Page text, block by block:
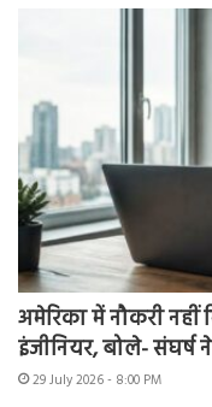
अमेरिका में नौकरी नहीं
इंजीनियर, बोले-
29 July 2026 - 8:00 PM